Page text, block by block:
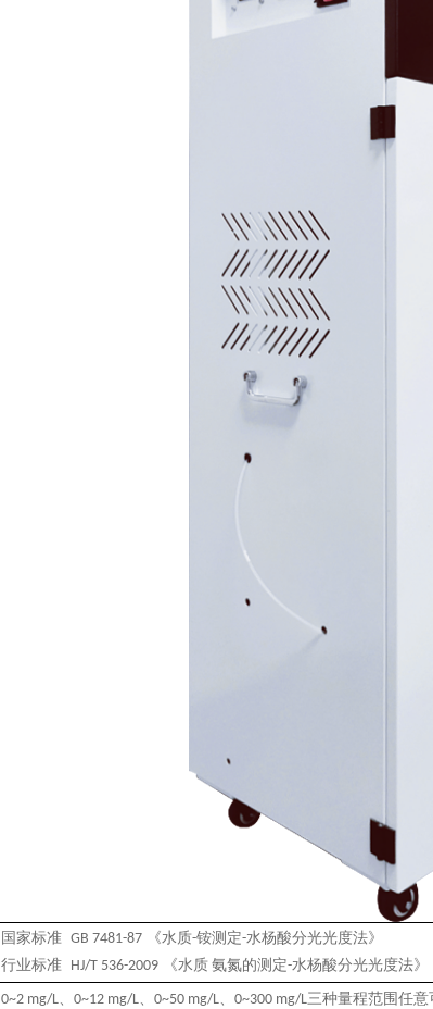
国家标准 GB 7481-87 《水质-铵测定-水杨酸分光光度法》
行业标准 HJ/T 536-2009 《水质 氨氮的测定-水杨酸分光光度法》
0~2 mg/L、0~12 mg/L、0~50 mg/L、0~300 mg/L三种量程范围任意